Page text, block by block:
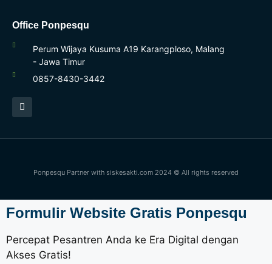
Office Ponpesqu
Perum Wijaya Kusuma A19 Karangploso, Malang
- Jawa Timur
0857-8430-3442
Ponpesqu Partner with siskesakti.com 2024 © All rights reserved
Formulir Website Gratis Ponpesqu
Percepat Pesantren Anda ke Era Digital dengan
Akses Gratis!